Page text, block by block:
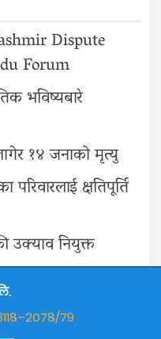
Dispute
Forum
भविष्यबारे
१४ जनाको मृत्यु
क्षतिपूर्ति
उक्याव नियुक्त
७९